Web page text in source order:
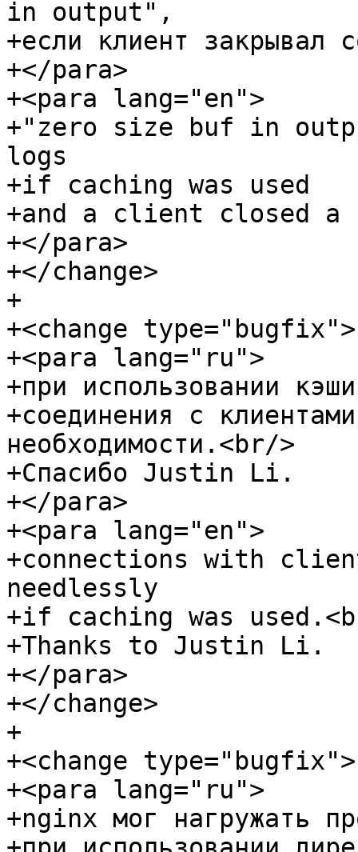
in output",
+если клиент закрывал
+</para>
+<para lang="en">
+"zero size buf in
logs
+if caching was used
+and a client closed a
+</para>
+</change>
+
+<change type="bugfix">
+<para lang="ru">
+при использовании
+соединения с
необходимости.<br/>
+Спасибо Justin Li.
+</para>
+<para lang="en">
+connections with
needlessly
+if caching was
+Thanks to Justin Li.
+</para>
+</change>
+
+<change type="bugfix">
+<para lang="ru">
+nginx мог нагружать